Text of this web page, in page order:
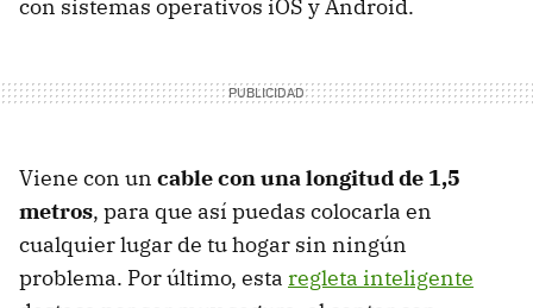
con sistemas operativos iOS y Android.
Viene con un cable con una longitud de 1,5
metros, para que así puedas colocarla en
cualquier lugar de tu hogar sin ningún
problema. Por último, esta regleta inteligente